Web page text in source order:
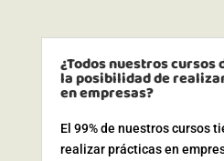
¿Todos nuestros cursos
la posibilidad de
en empresas?
El 99% de nuestros cursos
realizar prácticas en